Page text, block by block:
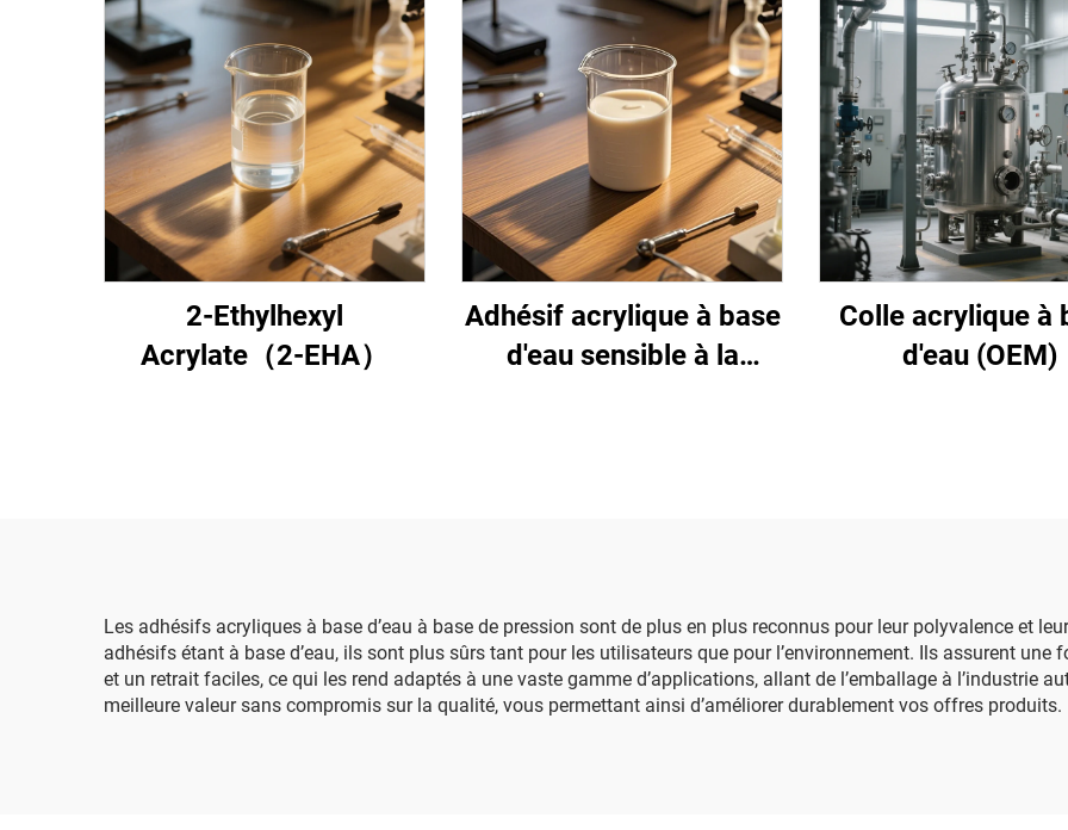
2-Ethylhexyl
Acrylate（2-EHA）
Adhésif acrylique à base
d'eau sensible à la
Colle acrylique à
d'eau (OEM)
Les adhésifs acryliques à base d’eau à base de pression sont de plus en plus reconnus pour leur polyvalence et
adhésifs étant à base d’eau, ils sont plus sûrs tant pour les utilisateurs que pour l’environnement. Ils assurent
et un retrait faciles, ce qui les rend adaptés à une vaste gamme d’applications, allant de l’emballage à l’industrie
meilleure valeur sans compromis sur la qualité, vous permettant ainsi d’améliorer durablement vos offres produits.